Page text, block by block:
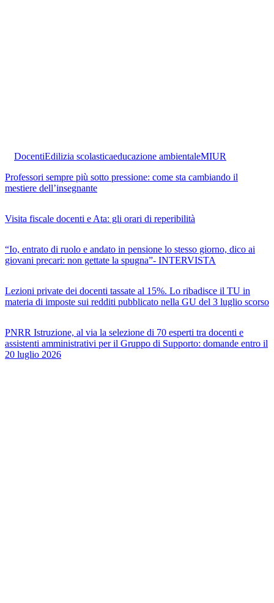
DocentiEdilizia scolasticaeducazione ambientaleMIUR
Professori sempre più sotto pressione: come sta cambiando il
mestiere dell’insegnante
Visita fiscale docenti e Ata: gli orari di reperibilità
“Io, entrato di ruolo e andato in pensione lo stesso giorno, dico ai
giovani precari: non gettate la spugna”- INTERVISTA
Lezioni private dei docenti tassate al 15%. Lo ribadisce il TU in
materia di imposte sui redditi pubblicato nella GU del 3 luglio scorso
PNRR Istruzione, al via la selezione di 70 esperti tra docenti e
assistenti amministrativi per il Gruppo di Supporto: domande entro il
20 luglio 2026